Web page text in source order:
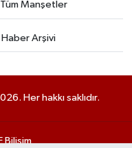
Tüm Manşetler
Haber Arşivi
Her hakkı saklıdır.
Bilişim